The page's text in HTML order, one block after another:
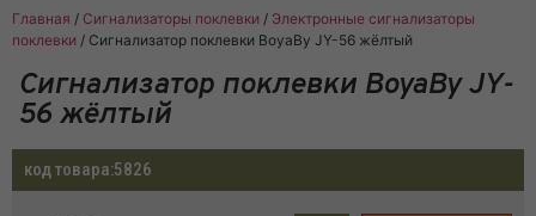
Главная / Сигнализаторы поклевки / Электронные сигнализаторы
поклевки / Сигнализатор поклевки BoyaBy JY-56 жёлтый
Сигнализатор поклевки BoyaBy JY-
56 жёлтый
код товара:5826